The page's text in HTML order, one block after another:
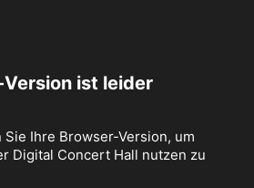
ist leider
Ihre Browser-Version, um
Digital Concert Hall nutzen zu